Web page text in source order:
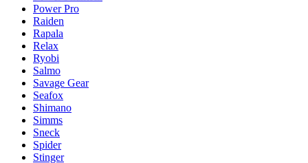
Power Pro
Raiden
Rapala
Relax
Ryobi
Salmo
Savage Gear
Seafox
Shimano
Simms
Sneck
Spider
Stinger